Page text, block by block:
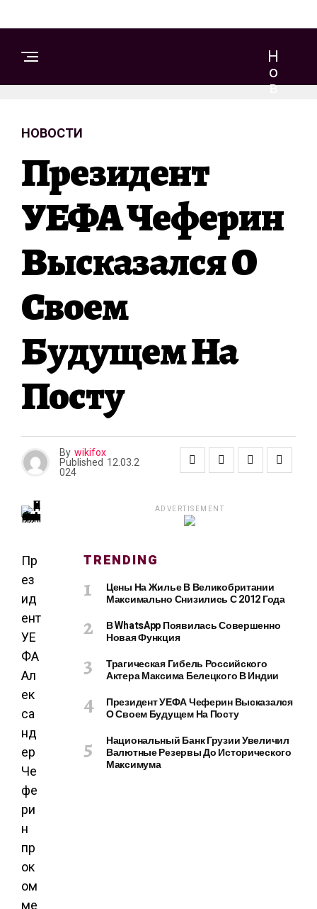
Н
О
В
НОВОСТИ
Президент
УЕФА Чеферин
Высказался О
Своем
Будущем На
Посту
By wikifox
Published 12.03.2
024
Пр
ез
ид
ент
УЕ
ФА
Ал
ек
са
нд
ер
Че
фе
ри
н
пр
ок
ом
ме
ADVERTISEMENT
TRENDING
Цены На Жилье В Великобритании
Максимально Снизились С 2012 Года
В WhatsApp Появилась Совершенно
Новая Функция
Трагическая Гибель Российского
Актера Максима Белецкого В Индии
Президент УЕФА Чеферин Высказался
О Своем Будущем На Посту
Национальный Банк Грузии Увеличил
Валютные Резервы До Исторического
Максимума